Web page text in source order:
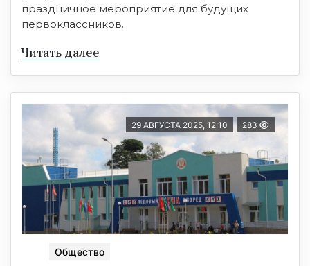
праздничное мероприятие для будущих
первоклассников.
Читать далее
29 АВГУСТА 2025, 12:10 283
Общество